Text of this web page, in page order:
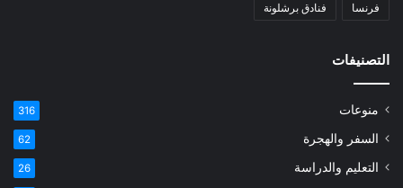
فرنسا فنادق برشلونة
التصنيفات
منوعات 316
السفر والهجرة 62
التعليم والدراسة 26